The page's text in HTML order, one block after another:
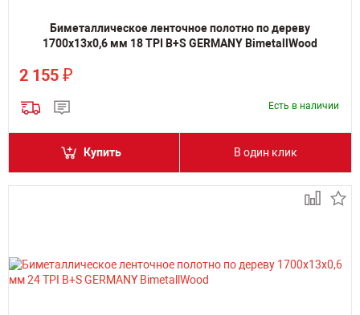
Биметаллическое ленточное полотно по дереву
1700х13х0,6 мм 18 TPI B+S GERMANY BimetallWood
2 155 ₽
Есть в наличии
Купить В один клик